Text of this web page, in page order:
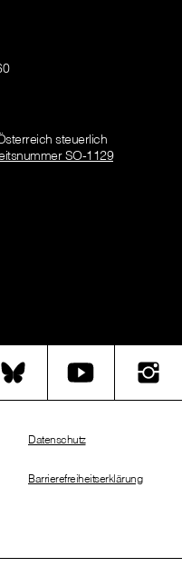
steuerlich
SO-1129
Datenschutz
Barrierefreiheitserklärung